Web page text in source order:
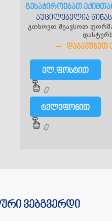
გესაჭიროებათ
აუცილებელია
გთხოვთ შეავსოთ
ᲓᲐᲯᲐᲕᲨᲜᲔᲗ
ელ.ფოსტით
ტელეფონით
ვებგვერდი